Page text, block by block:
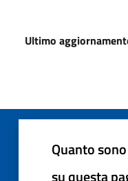
Ultimo
Quanto
su questa